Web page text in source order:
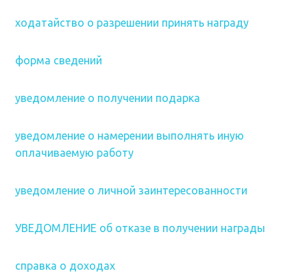
ходатайство о разрешении принять награду
форма сведений
уведомление о получении подарка
уведомление о намерении выполнять иную
оплачиваемую работу
уведомление о личной заинтересованности
УВЕДОМЛЕНИЕ об отказе в получении награды
справка о доходах